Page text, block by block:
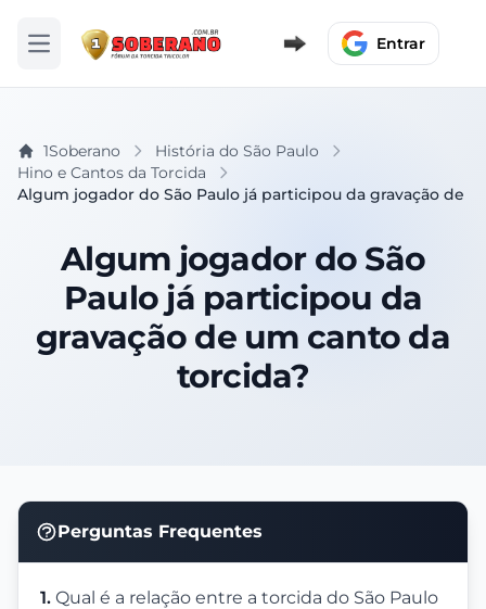
Abrir menu Entrar
1Soberano
História do São Paulo
Hino e Cantos da Torcida
Algum jogador do São Paulo já participou da gravação de
Algum jogador do São
Paulo já participou da
gravação de um canto da
torcida?
Perguntas Frequentes
1. Qual é a relação entre a torcida do São Paulo